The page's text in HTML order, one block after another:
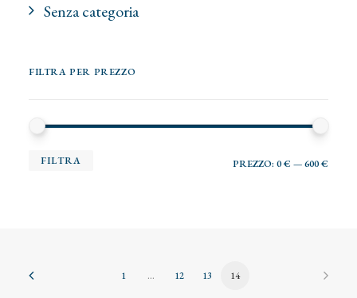
Senza categoria
FILTRA PER PREZZO
FILTRA PREZZO: 0 € —600 €
1 … 12 13 14